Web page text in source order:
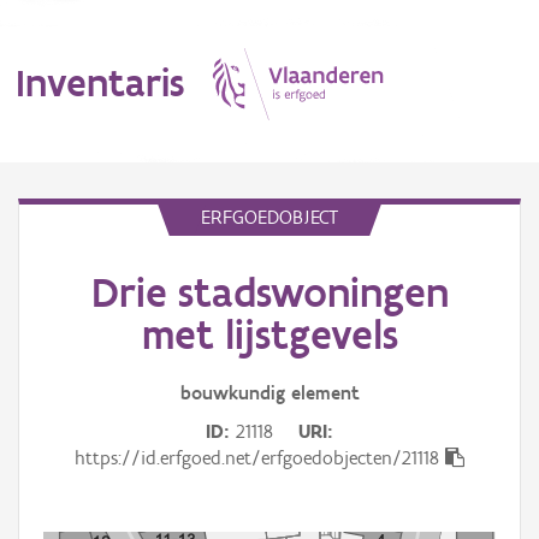
Inventaris
Erfgoedobject
Aanduidingsobject
ERFGOEDOBJECT
Drie stadswoningen
met lijstgevels
bouwkundig element
ID 21118
URI
https://id.erfgoed.net/erfgoedobjecten/21118